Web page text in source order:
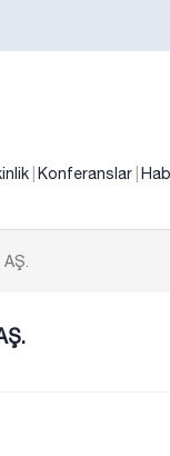
Konferanslar